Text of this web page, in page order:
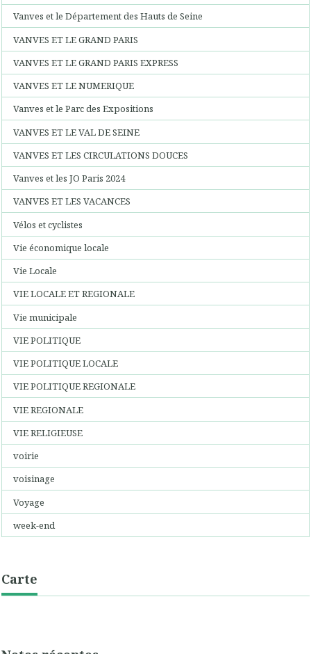
Vanves et le Département des Hauts de Seine
VANVES ET LE GRAND PARIS
VANVES ET LE GRAND PARIS EXPRESS
VANVES ET LE NUMERIQUE
Vanves et le Parc des Expositions
VANVES ET LE VAL DE SEINE
VANVES ET LES CIRCULATIONS DOUCES
Vanves et les JO Paris 2024
VANVES ET LES VACANCES
Vélos et cyclistes
Vie économique locale
Vie Locale
VIE LOCALE ET REGIONALE
Vie municipale
VIE POLITIQUE
VIE POLITIQUE LOCALE
VIE POLITIQUE REGIONALE
VIE REGIONALE
VIE RELIGIEUSE
voirie
voisinage
Voyage
week-end
Carte